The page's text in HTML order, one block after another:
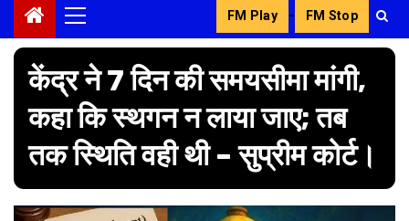
Primary
Menu
FM Play - FM Stop
केंद्र ने 7 दिन की समयसीमा मांगी,
कहा कि स्थगन न लाया जाए; तब
तक स्थिति वही थी – सुप्रीम कोर्ट।